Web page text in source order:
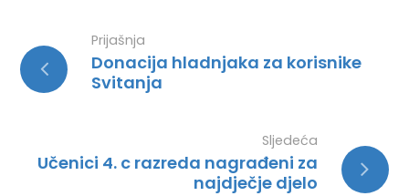
Prijašnja
Donacija hladnjaka za korisnike
Svitanja
Sljedeća
Učenici 4. c razreda nagrađeni za
najdječje djelo